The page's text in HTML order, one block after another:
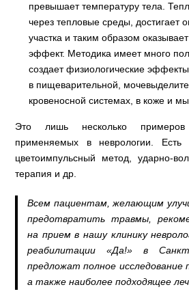
превышает температуру тела.
через тепловые среды, достигает
участка и таким образом
эффект. Методика имеет много
создает физиологические
в пищеварительной,
кровеносной системах, в коже и
Это лишь несколько
применяемых в неврологии. Есть
цветоимпульсный метод, ударно-
терапия и др.
Всем пациентам, желающим
предотвратить травмы,
на прием в нашу клинику
реабилитации «Да!» в
предложат полное исследование
а также наиболее подходящее